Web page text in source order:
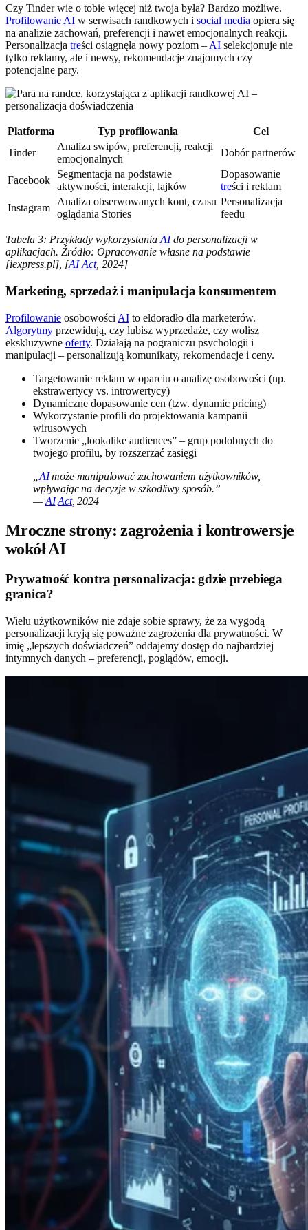
Czy Tinder wie o tobie więcej niż twoja była? Bardzo możliwe.
Profilowanie AI w serwisach randkowych i social media opiera się
na analizie zachowań, preferencji i nawet emocjonalnych reakcji.
Personalizacja treści osiągnęła nowy poziom – AI selekcjonuje nie
tylko reklamy, ale i newsy, rekomendacje znajomych czy
potencjalne pary.
Platforma Typ profilowania
Cel
Tinder
Analiza swipów, preferencji, reakcji
emocjonalnych
Dobór partnerów
Facebook
Segmentacja na podstawie
aktywności, interakcji, lajków
Dopasowanie
treści i reklam
Instagram
Analiza obserwowanych kont, czasu
oglądania Stories
Personalizacja
feedu
Tabela 3: Przykłady wykorzystania AIdo personalizacji w
aplikacjach. Źródło: Opracowanie własne na podstawie
[iexpress.pl], [AI Act, 2024]
Marketing, sprzedaż i manipulacja konsumentem
Profilowanie osobowości AI to eldoradło dla marketerów.
Algorytmy przewidują, czy lubisz wyprzedaże, czy wolisz
ekskluzywne oferty. Działają na pograniczu psychologii i
manipulacji – personalizują komunikaty, rekomendacje i ceny.
Targetowanie reklam w oparciu o analizę osobowości (np.
ekstrawertycy vs. introwertycy)
Dynamiczne dopasowanie cen (tzw. dynamic pricing)
Wykorzystanie profili do projektowania kampanii
wirusowych
Tworzenie „lookalike audiences” – grup podobnych do
twojego profilu, by rozszerzać zasięgi
AImoże manipulować zachowaniem użytkowników,
wpływając na decyzje w szkodliwy sposób.”
—AI Act, 2024
Mroczne strony: zagrożenia i kontrowersje
wokół AI
Prywatność kontra personalizacja: gdzie przebiega
granica?
Wielu użytkowników nie zdaje sobie sprawy, że za wygodą
personalizacji kryją się poważne zagrożenia dla prywatności. W
imię „lepszych doświadczeń” oddajemy dostęp do najbardziej
intymnych danych – preferencji, poglądów, emocji.